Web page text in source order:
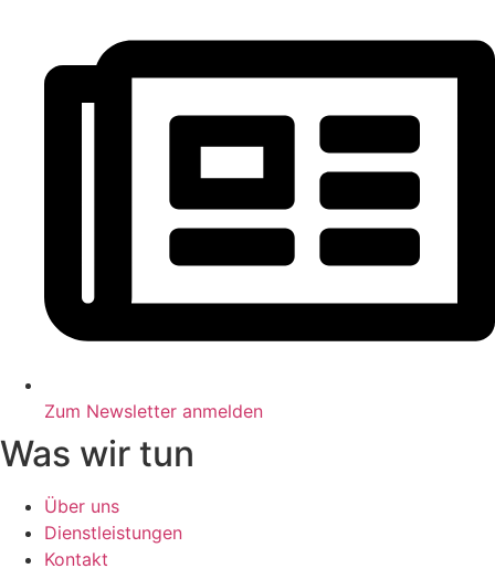
Zum Newsletter anmelden
Was wir tun
Über uns
Dienstleistungen
Kontakt